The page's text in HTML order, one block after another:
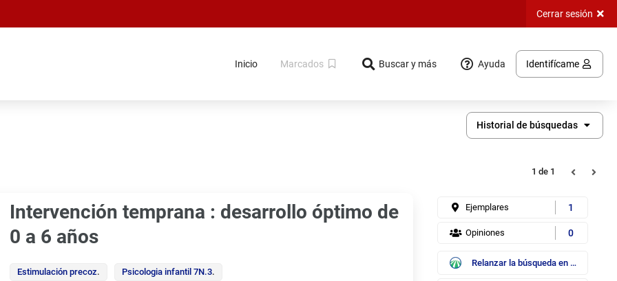
Cerrar sesión
Inicio Marcados Buscar y más Ayuda Identifícame
Historial de búsquedas
Registro
1 de 1 Registros
Intervención temprana : desarrollo óptimo de
0 a 6 años
Estimulación precoz. Psicologia infantil 7N.3.
Ejemplares 1
Opiniones 0
Ebsco /
Relanzar la búsqueda en
EDS